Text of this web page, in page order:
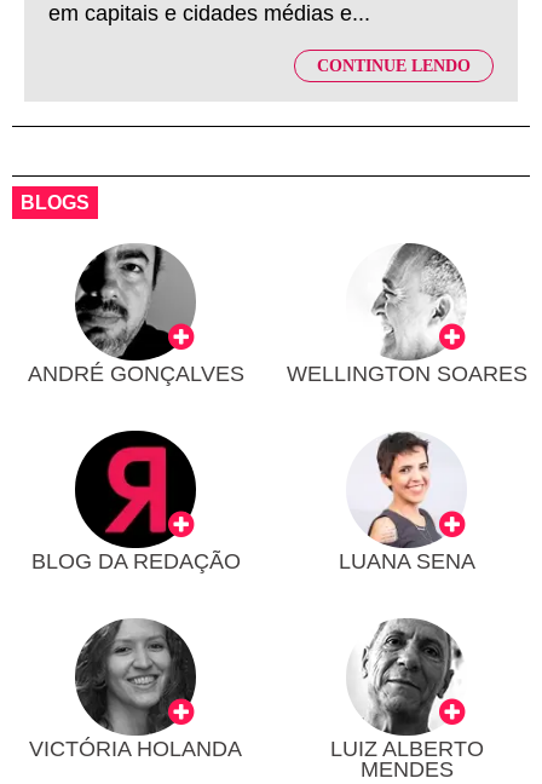
em capitais e cidades médias e...
CONTINUE LENDO
BLOGS
ANDRÉ GONÇALVES WELLINGTON SOARES
BLOG DA REDAÇÃO LUANA SENA
VICTÓRIA HOLANDA
LUIZ ALBERTO
MENDES